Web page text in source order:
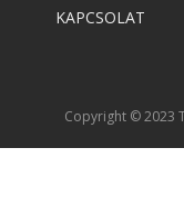
KAPCSOLAT
Copyright © 2023